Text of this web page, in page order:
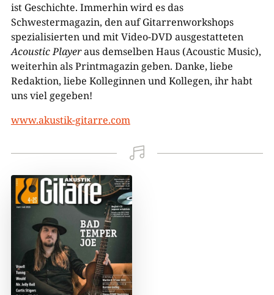
ist Geschichte. Immerhin wird es das
Schwestermagazin, den auf Gitarrenworkshops
spezialisierten und mit Video-DVD ausgestatteten
Acoustic Playeraus demselben Haus (Acoustic Music),
weiterhin als Printmagazin geben. Danke, liebe
Redaktion, liebe Kolleginnen und Kollegen, ihr habt
uns viel gegeben!
www.akustik-gitarre.com
